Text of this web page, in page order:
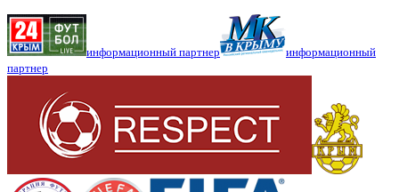
информационный партнер
информационный
партнер